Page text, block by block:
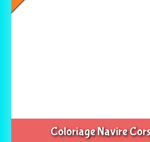
Coloriage Navire